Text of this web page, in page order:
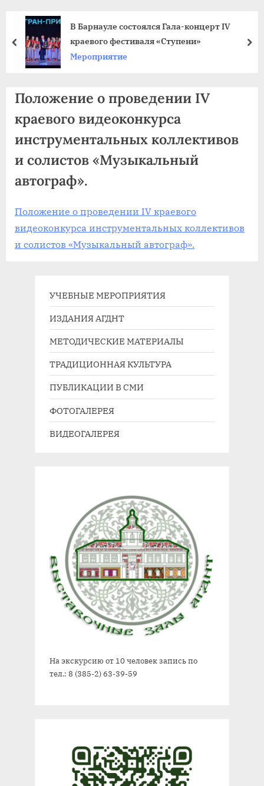
факс:
+7
39
59
«С песней по жизни»: в Бийске
юбилейный фестиваль
Мероприятие
пред
Положение о проведении IV
краевого видеоконкурса
инструментальных коллективов
и солистов «Музыкальный
автограф».
Положение о проведении IV краевого
видеоконкурса инструментальных коллективов
и солистов «Музыкальный автограф».
УЧЕБНЫЕ МЕРОПРИЯТИЯ
ИЗДАНИЯ АГДНТ
МЕТОДИЧЕСКИЕ МАТЕРИАЛЫ
ТРАДИЦИОННАЯ КУЛЬТУРА
ПУБЛИКАЦИИ В СМИ
ФОТОГАЛЕРЕЯ
ВИДЕОГАЛЕРЕЯ
На экскурсию от 10 человек запись по
тел.: 8 (385-2) 63-39-59